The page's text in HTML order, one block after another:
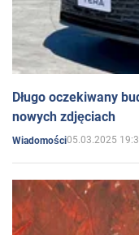
Długo oczekiwany
nowych zdjęciach
Wiadomości05.03.2025